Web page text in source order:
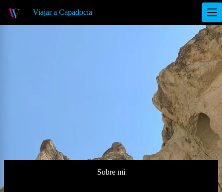
S
a
l
Viajar a Capadocia
Sobre mi